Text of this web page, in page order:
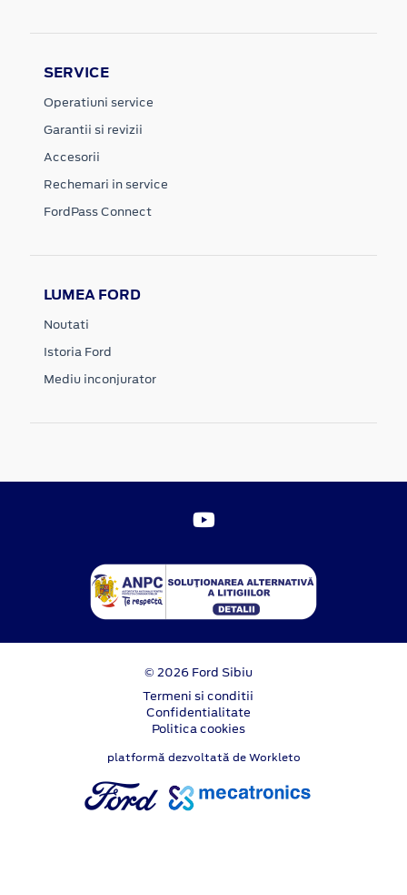
SERVICE
Operatiuni service
Garantii si revizii
Accesorii
Rechemari in service
FordPass Connect
LUMEA FORD
Noutati
Istoria Ford
Mediu inconjurator
© 2026 Ford Sibiu
Termeni si conditii
Confidentialitate
Politica cookies
platformă dezvoltată de Workleto